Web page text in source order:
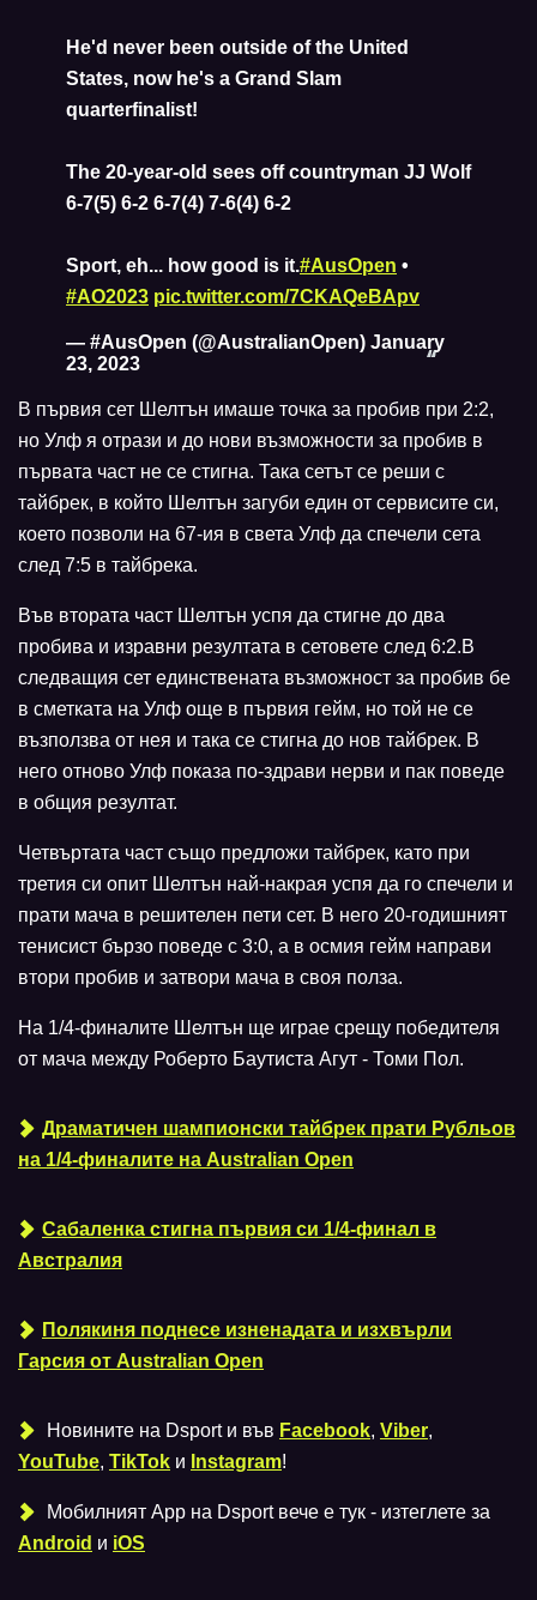
He'd never been outside of the United
States, now he's a Grand Slam
quarterfinalist!
The 20-year-old sees off countryman JJ Wolf
6-7(5) 6-2 6-7(4) 7-6(4) 6-2
Sport, eh... how good is it.#AusOpen •
#AO2023 pic.twitter.com/7CKAQeBApv
— #AusOpen (@AustralianOpen) January
23, 2023
В първия сет Шелтън имаше точка за пробив при 2:2,
но Улф я отрази и до нови възможности за пробив в
първата част не се стигна. Така сетът се реши с
тайбрек, в който Шелтън загуби един от сервисите си,
което позволи на 67-ия в света Улф да спечели сета
след 7:5 в тайбрека.
Във втората част Шелтън успя да стигне до два
пробива и изравни резултата в сетовете след 6:2.В
следващия сет единствената възможност за пробив бе
в сметката на Улф още в първия гейм, но той не се
възползва от нея и така се стигна до нов тайбрек. В
него отново Улф показа по-здрави нерви и пак поведе
в общия резултат.
Четвъртата част също предложи тайбрек, като при
третия си опит Шелтън най-накрая успя да го спечели и
прати мача в решителен пети сет. В него 20-годишният
тенисист бързо поведе с 3:0, а в осмия гейм направи
втори пробив и затвори мача в своя полза.
На 1/4-финалите Шелтън ще играе срещу победителя
от мача между Роберто Баутиста Агут - Томи Пол.
Драматичен шампионски тайбрек прати Рубльов
на 1/4-финалите на Australian Open
Сабаленка стигна първия си 1/4-финал в
Австралия
Полякиня поднесе изненадата и изхвърли
Гарсия от Australian Open
Новините на Dsport и във Facebook, Viber,
YouTube, TikTok и Instagram!
Мобилният Аpp на Dsport вече е тук - изтеглете за
Android и iOS